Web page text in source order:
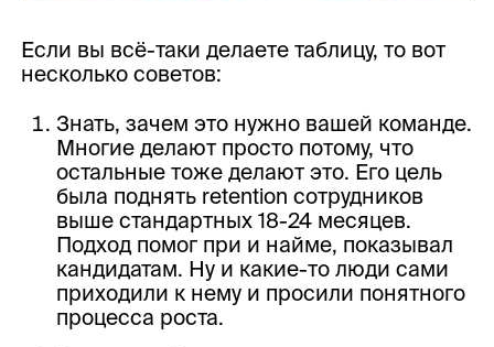
Если вы всё-таки делаете таблицу, то вот
несколько советов:
Знать, зачем это нужно вашей команде.
Многие делают просто потому, что
остальные тоже делают это. Его цель
была поднять retention сотрудников
выше стандартных 18-24 месяцев.
Подход помог при и найме, показывал
кандидатам. Ну и какие-то люди сами
приходили к нему и просили понятного
процесса роста.